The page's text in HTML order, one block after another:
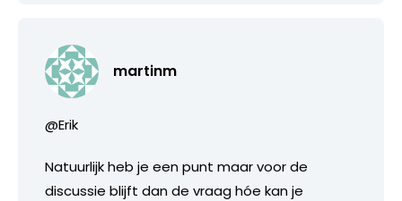
martinm
@Erik
Natuurlijk heb je een punt maar voor de
discussie blijft dan de vraag hóe kan je